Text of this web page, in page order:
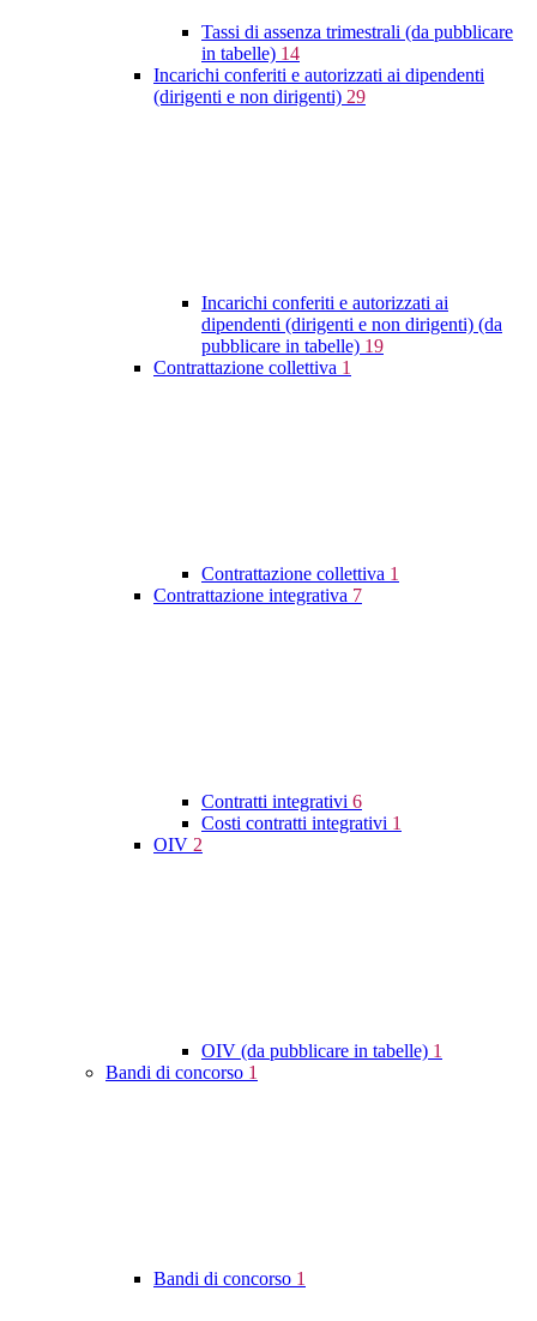
Tassi di assenza trimestrali (da pubblicare
in tabelle) 14
Incarichi conferiti e autorizzati ai dipendenti
(dirigenti e non dirigenti) 29
Incarichi conferiti e autorizzati ai
dipendenti (dirigenti e non dirigenti) (da
pubblicare in tabelle) 19
Contrattazione collettiva 1
Contrattazione collettiva 1
Contrattazione integrativa 7
Contratti integrativi 6
Costi contratti integrativi 1
OIV 2
OIV (da pubblicare in tabelle) 1
Bandi di concorso 1
Bandi di concorso 1